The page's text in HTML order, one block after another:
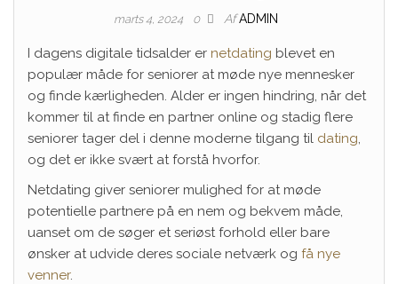
marts 4, 2024 0 Af ADMIN
I dagens digitale tidsalder er netdating blevet en
populær måde for seniorer at møde nye mennesker
og finde kærligheden. Alder er ingen hindring, når det
kommer til at finde en partner online og stadig flere
seniorer tager del i denne moderne tilgang til dating,
og det er ikke svært at forstå hvorfor.
Netdating giver seniorer mulighed for at møde
potentielle partnere på en nem og bekvem måde,
uanset om de søger et seriøst forhold eller bare
ønsker at udvide deres sociale netværk og få nye
venner.